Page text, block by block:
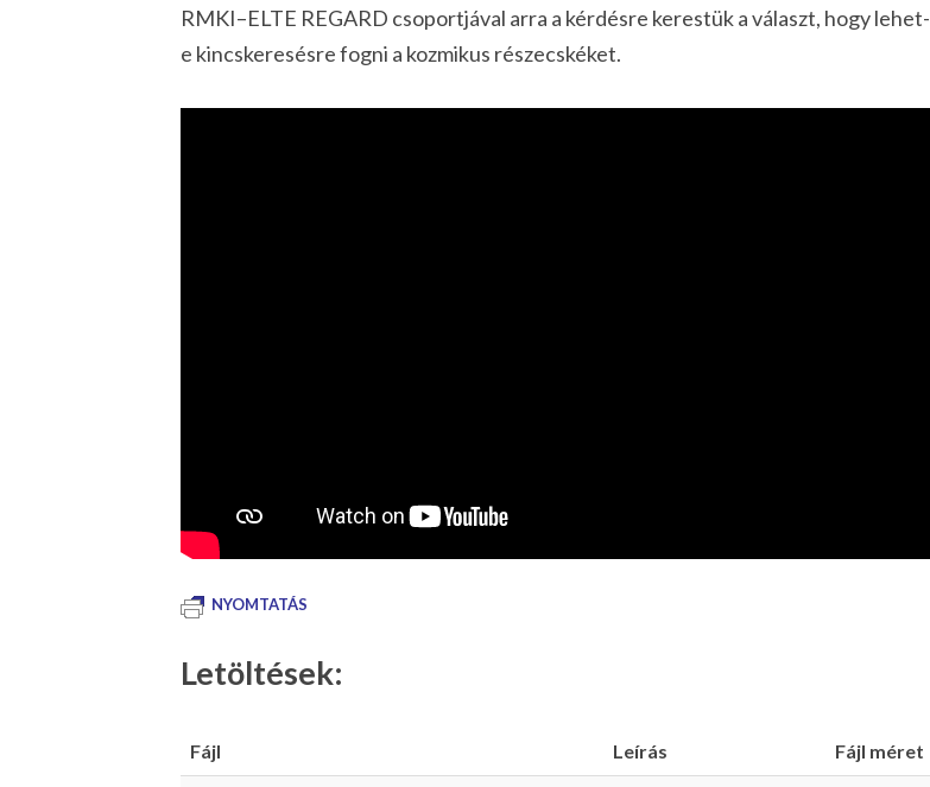
RMKI–ELTE REGARD csoportjával arra a kérdésre kerestük a választ, hogy lehet-
e kincskeresésrefogni a kozmikus részecskéket.
NYOMTATÁS
Letöltések:
Fájl Leírás Fájl méret